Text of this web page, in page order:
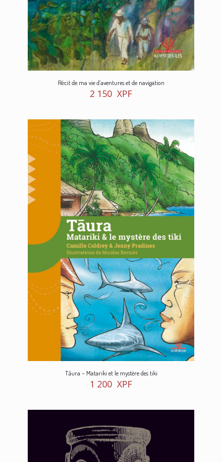
Récit de ma vie d’aventures et de navigation
2 150 XPF
Tāura – Matariki et le mystère des tiki
1 200 XPF